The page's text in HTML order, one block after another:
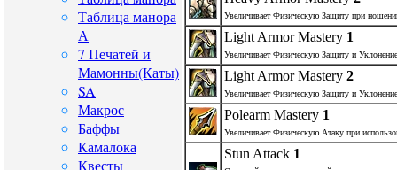
Таблица манора
А
7 Печатей и
Мамонны(Каты)
SA
Макрос
Баффы
Камалока
Квесты
Увеличивает Физическую Защиту при
Light Armor Mastery 1
Увеличивает Физическую Защиту и
Light Armor Mastery 2
Увеличивает Физическую Защиту и
Polearm Mastery 1
Увеличивает Физическую Атаку при
Stun Attack 1